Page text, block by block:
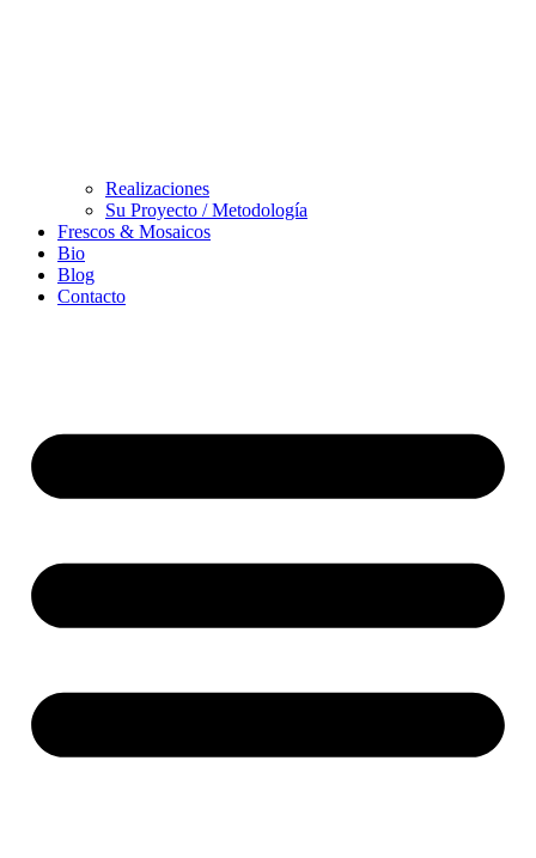
Realizaciones
Su Proyecto / Metodología
Frescos & Mosaicos
Bio
Blog
Contacto